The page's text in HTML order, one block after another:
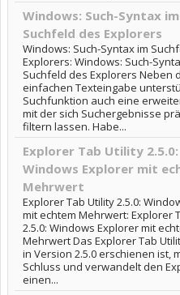
Windows: Such-Syntax im
Suchfeld des Explorers
Windows: Such-Syntax im
Explorers: Windows: Such-
Suchfeld des Explorers Neben
einfachen Texteingabe
Suchfunktion auch eine
mit der sich Suchergebnisse
filtern lassen. Habe...
Explorer Tab Utility 2.5.0:
Windows Explorer mit
Mehrwert
Explorer Tab Utility 2.5.0:
mit echtem Mehrwert: Explorer
2.5.0: Windows Explorer mit
Mehrwert Das Explorer Tab
in Version 2.5.0 erschienen ist,
Schluss und verwandelt den
einen...